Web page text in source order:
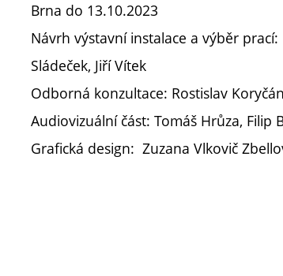
Brna do 13.10.2023
Návrh výstavní instalace a výběr
Sládeček, Jiří Vítek
Odborná konzultace: Rostislav
Audiovizuální část: Tomáš Hrůza, Filip
Grafická design: Zuzana Vlkovič